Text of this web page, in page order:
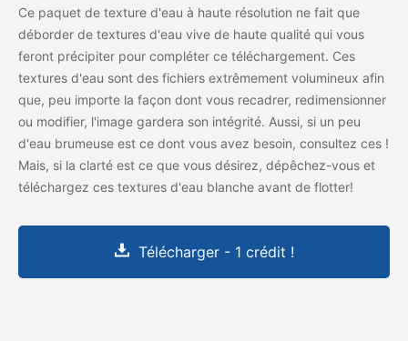
Ce paquet de texture d'eau à haute résolution ne fait que
déborder de textures d'eau vive de haute qualité qui vous
feront précipiter pour compléter ce téléchargement. Ces
textures d'eau sont des fichiers extrêmement volumineux afin
que, peu importe la façon dont vous recadrer, redimensionner
ou modifier, l'image gardera son intégrité. Aussi, si un peu
d'eau brumeuse est ce dont vous avez besoin, consultez ces !
Mais, si la clarté est ce que vous désirez, dépêchez-vous et
téléchargez ces textures d'eau blanche avant de flotter!
Télécharger - 1 crédit !